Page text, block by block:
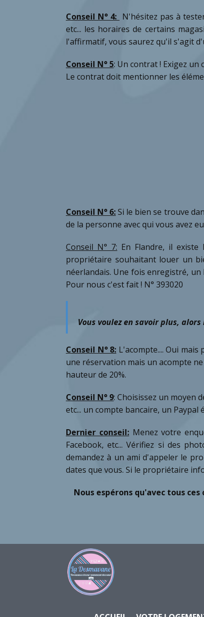
Conseil N° 4: N'hésitez pas à
etc... les horaires de certains
l'affirmatif, vous saurez qu'il s'agit
Conseil N° 5: Un contrat ! Exigez
Le contrat doit mentionner les
Conseil N° 6:Si le bien se trouve
de la personne avec qui vous avez
Conseil N° 7: En Flandre, il
propriétaire souhaitant louer un
néerlandais. Une fois enregistré,
Pour nous c'est fait ! N° 393020
Vous voulez en savoir plus,
Conseil N° 8: L'acompte.... Oui
une réservation mais un acompte
hauteur de 20%.
Conseil N° 9: Choisissez un moyen
etc... un compte bancaire, un
Dernier conseil: Menez votre
Facebook, etc... Vérifiez si des
demandez à un ami d'appeler le
dates que vous. Si le propriétaire
Nous espérons qu'avec tous